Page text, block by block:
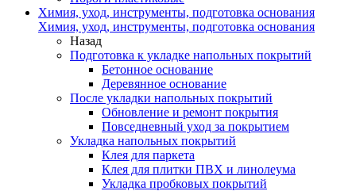
Химия, уход, инструменты, подготовка основания
Химия, уход, инструменты, подготовка основания
Назад
Подготовка к укладке напольных покрытий
Бетонное основание
Деревянное основание
После укладки напольных покрытий
Обновление и ремонт покрытия
Повседневный уход за покрытием
Укладка напольных покрытий
Клея для паркета
Клея для плитки ПВХ и линолеума
Укладка пробковых покрытий